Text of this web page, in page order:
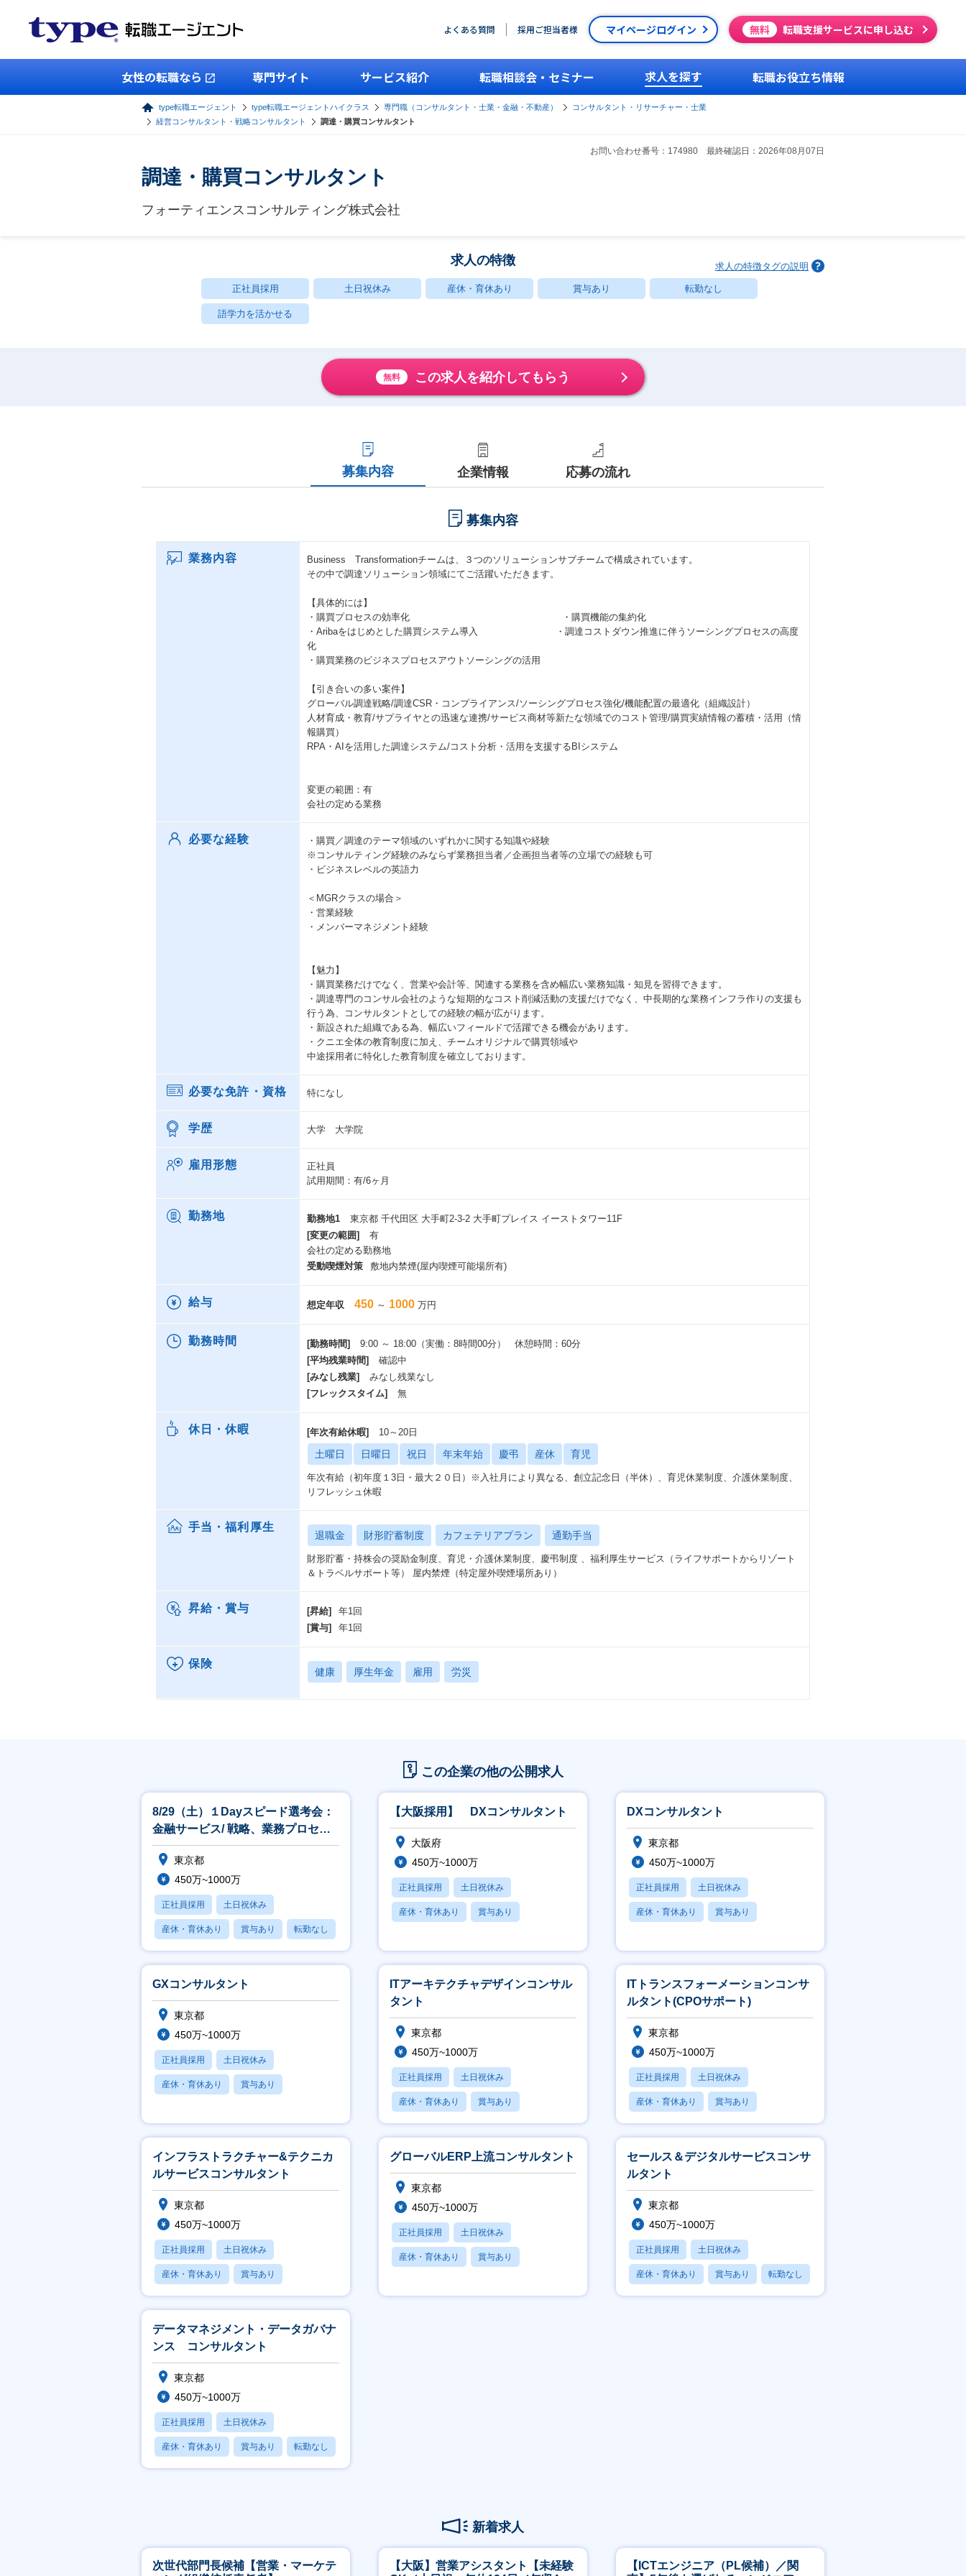
よくある質問 採用ご担当者様 マイページログイン 無料 転職支援サービスに申し込む
女性の転職なら 専門サイト サービス紹介 転職相談会・セミナー 求人を探す 転職お役立ち情報
type転職エージェント type転職エージェントハイクラス 専門職（コンサルタント・士業・金融・不動産）
コンサルタント・リサーチャー・士業
経営コンサルタント・戦略コンサルタント
調達・購買コンサルタント
お問い合わせ番号：174980 最終確認日：2026年08月07日
調達・購買コンサルタント
フォーティエンスコンサルティング株式会社
求人の特徴 求人の特徴タグの説明
正社員採用 土日祝休み 産休・育休あり 賞与あり 転勤なし
語学力を活かせる
無料 この求人を紹介してもらう
募集内容 企業情報 応募の流れ
募集内容
業務内容
Business Transformationチームは、３つのソリューションサブチームで構成されています。
その中で調達ソリューション領域にてご活躍いただきます。
【具体的には】
・購買プロセスの効率化 ・購買機能の集約化
・Aribaをはじめとした購買システム導入 ・調達コストダウン推進に伴うソーシングプロセスの高度
化
・購買業務のビジネスプロセスアウトソーシングの活用
【引き合いの多い案件】
グローバル調達戦略/調達CSR・コンプライアンス/ソーシングプロセス強化/機能配置の最適化（組織設計）
人材育成・教育/サプライヤとの迅速な連携/サービス商材等新たな領域でのコスト管理/購買実績情報の蓄積・活用（情
報購買）
RPA・AIを活用した調達システム/コスト分析・活用を支援するBIシステム
変更の範囲：有
会社の定める業務
必要な経験
・購買／調達のテーマ領域のいずれかに関する知識や経験
※コンサルティング経験のみならず業務担当者／企画担当者等の立場での経験も可
・ビジネスレベルの英語力
＜MGRクラスの場合＞
・営業経験
・メンバーマネジメント経験
【魅力】
・購買業務だけでなく、営業や会計等、関連する業務を含め幅広い業務知識・知見を習得できます。
・調達専門のコンサル会社のような短期的なコスト削減活動の支援だけでなく、中長期的な業務インフラ作りの支援も
行う為、コンサルタントとしての経験の幅が広がります。
・新設された組織である為、幅広いフィールドで活躍できる機会があります。
・クニエ全体の教育制度に加え、チームオリジナルで購買領域や
中途採用者に特化した教育制度を確立しております。
必要な免許・資格 特になし
学歴 大学 大学院
雇用形態
正社員
試用期間：有/6ヶ月
勤務地 勤務地1
東京都 千代田区 大手町2-3-2 大手町プレイス イーストタワー11F
[変更の範囲]
有
会社の定める勤務地
受動喫煙対策
敷地内禁煙(屋内喫煙可能場所有)
給与 想定年収 450 ～ 1000 万円
勤務時間 [勤務時間]
9:00 ～ 18:00（実働：8時間00分） 休憩時間：60分
[平均残業時間]
確認中
[みなし残業]
みなし残業なし
[フレックスタイム]
無
休日・休暇 [年次有給休暇] 10～20日
土曜日 日曜日 祝日 年末年始 慶弔 産休 育児
年次有給（初年度１3日・最大２０日）※入社月により異なる、創立記念日（半休）、育児休業制度、介護休業制度、
リフレッシュ休暇
手当・福利厚生
退職金 財形貯蓄制度 カフェテリアプラン 通勤手当
財形貯蓄・持株会の奨励金制度、育児・介護休業制度、慶弔制度 、福利厚生サービス（ライフサポートからリゾート
＆トラベルサポート等） 屋内禁煙（特定屋外喫煙場所あり）
昇給・賞与 [昇給]
年1回
[賞与]
年1回
保険
健康 厚生年金 雇用 労災
この企業の他の公開求人
8/29（土）１Dayスピード選考会：
金融サービス/ 戦略、業務プロセス
コンサルティング
東京都
450万~1000万
正社員採用 土日祝休み
産休・育休あり 賞与あり 転勤なし
【大阪採用】 DXコンサルタント
大阪府
450万~1000万
正社員採用 土日祝休み
産休・育休あり 賞与あり
DXコンサルタント
東京都
450万~1000万
正社員採用 土日祝休み
産休・育休あり 賞与あり
GXコンサルタント
東京都
450万~1000万
正社員採用 土日祝休み
産休・育休あり 賞与あり
ITアーキテクチャデザインコンサル
タント
東京都
450万~1000万
正社員採用 土日祝休み
産休・育休あり 賞与あり
フレックス
ITトランスフォーメーションコンサ
ルタント(CPOサポート)
東京都
450万~1000万
正社員採用 土日祝休み
産休・育休あり 賞与あり
フレックス
インフラストラクチャー&テクニカ
ルサービスコンサルタント
東京都
450万~1000万
正社員採用 土日祝休み
産休・育休あり 賞与あり
フレックス
グローバルERP上流コンサルタント
東京都
450万~1000万
正社員採用 土日祝休み
産休・育休あり 賞与あり
セールス＆デジタルサービスコンサ
ルタント
東京都
450万~1000万
正社員採用 土日祝休み
産休・育休あり 賞与あり 転勤なし
データマネジメント・データガバナ
ンス コンサルタント
東京都
450万~1000万
正社員採用 土日祝休み
産休・育休あり 賞与あり 転勤なし
新着求人
次世代部門長候補【営業・マーケテ
【大阪】営業アシスタント【未経験
【ICTエンジニア（PL候補）／関